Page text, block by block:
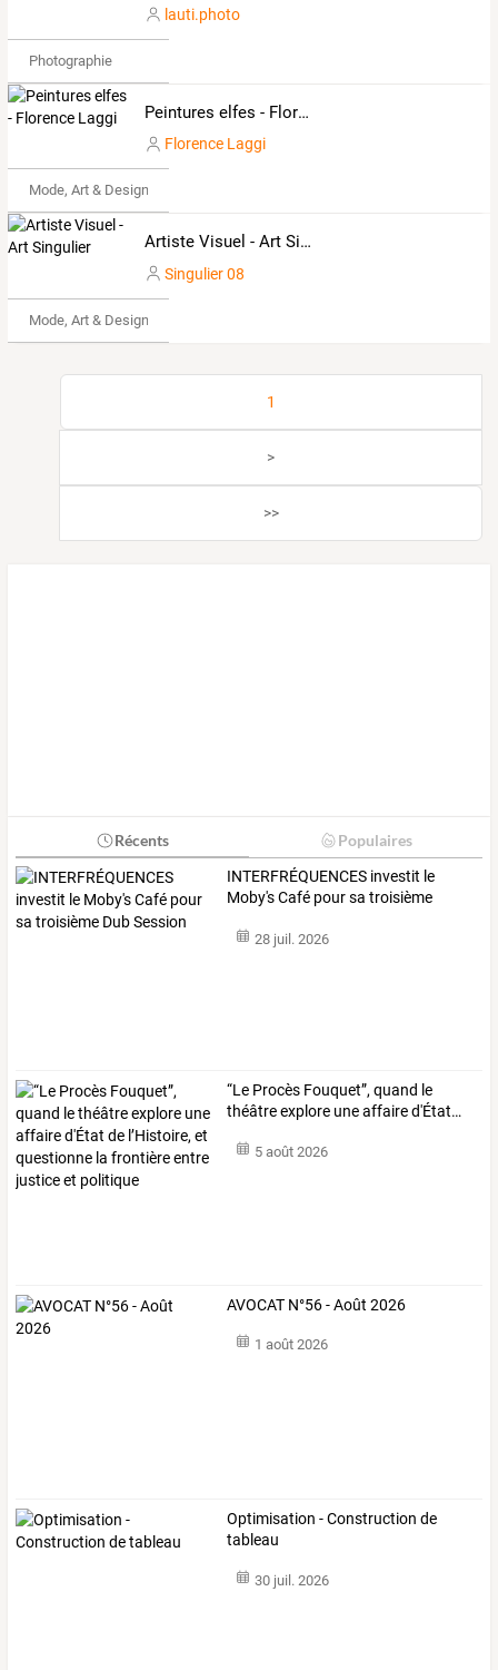
lauti.photo
Photographie
Peintures elfes - Florence Laggi
Florence Laggi
Mode, Art & Design
Artiste Visuel - Art Singulier
Singulier 08
Mode, Art & Design
1
>
>>
Récents Populaires
INTERFRÉQUENCES investit le
Moby'sCafé poursa troisième
28 juil. 2026
“Le Procès Fouquet”,quand le
théâtreexplore uneaffaired'État…
5 août 2026
AVOCAT N°56 - Août 2026
1 août 2026
Optimisation - Construction de
tableau
30 juil. 2026